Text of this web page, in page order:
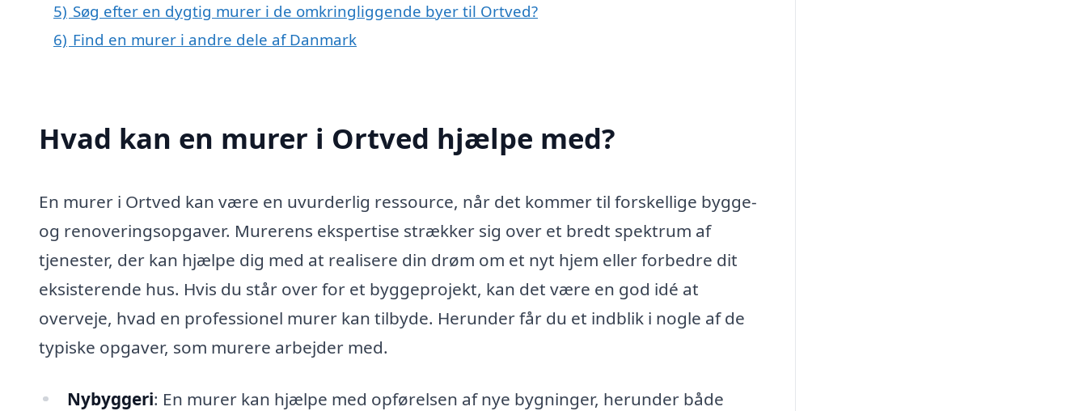
5) Søg efter en dygtig murer i de omkringliggende byer til Ortved?
6) Find en murer i andre dele af Danmark
Hvad kan en murer i Ortved hjælpe med?
En murer i Ortved kan være en uvurderlig ressource, når det kommer til forskellige bygge-
og renoveringsopgaver. Murerens ekspertise strækker sig over et bredt spektrum af
tjenester, der kan hjælpe dig med at realisere din drøm om et nyt hjem eller forbedre dit
eksisterende hus. Hvis du står over for et byggeprojekt, kan det være en god idé at
overveje, hvad en professionel murer kan tilbyde. Herunder får du et indblik i nogle af de
typiske opgaver, som murere arbejder med.
Nybyggeri: En murer kan hjælpe med opførelsen af nye bygninger, herunder både